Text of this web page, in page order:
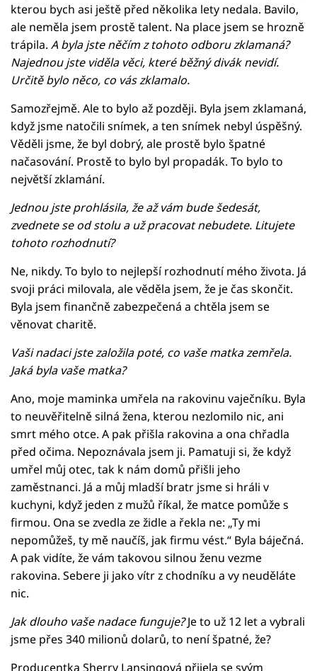
kterou bych asi ještě před několika lety nedala. Bavilo,
ale neměla jsem prostě talent. Na place jsem se hrozně
trápila. A byla jste něčím z tohoto odboru zklamaná?
Najednou jste viděla věci, které běžný divák nevidí.
Určitě bylo něco, co vás zklamalo.
Samozřejmě. Ale to bylo až později. Byla jsem zklamaná,
když jsme natočili snímek, a ten snímek nebyl úspěšný.
Věděli jsme, že byl dobrý, ale prostě bylo špatné
načasování. Prostě to bylo byl propadák. To bylo to
největší zklamání.
Jednou jste prohlásila, že až vám bude šedesát,
zvednete se od stolu a už pracovat nebudete. Litujete
tohoto rozhodnutí?
Ne, nikdy. To bylo to nejlepší rozhodnutí mého života. Já
svoji práci milovala, ale věděla jsem, že je čas skončit.
Byla jsem finančně zabezpečená a chtěla jsem se
věnovat charitě.
Vaši nadaci jste založila poté, co vaše matka zemřela.
Jaká byla vaše matka?
Ano, moje maminka umřela na rakovinu vaječníku. Byla
to neuvěřitelně silná žena, kterou nezlomilo nic, ani
smrt mého otce. A pak přišla rakovina a ona chřadla
před očima. Nepoznávala jsem ji. Pamatuji si, že když
umřel můj otec, tak k nám domů přišli jeho
zaměstnanci. Já a můj mladší bratr jsme si hráli v
kuchyni, když jeden z mužů říkal, že matce pomůže s
firmou. Ona se zvedla ze židle a řekla ne: „Ty mi
nepomůžeš, ty mě naučíš, jak firmu vést.“ Byla báječná.
A pak vidíte, že vám takovou silnou ženu vezme
rakovina. Sebere ji jako vítr z chodníku a vy neuděláte
nic.
Jak dlouho vaše nadace funguje?Je to už 12 let a vybrali
jsme přes 340 milionů dolarů, to není špatné, že?
Producentka Sherry Lansingová přijela se svým